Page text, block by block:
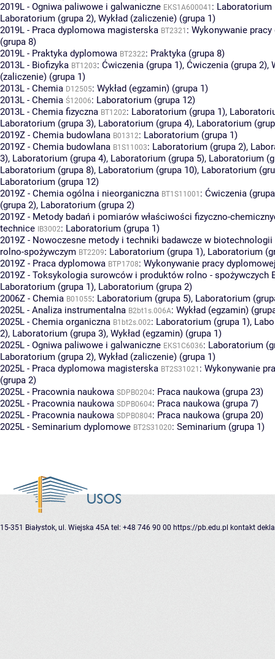
2019L - Ogniwa paliwowe i galwaniczne EKS1A600041 : Laboratorium
Laboratorium (grupa 2), Wykład (zaliczenie) (grupa 1)
2019L - Praca dyplomowa magisterska BT2321 : Wykonywanie
(grupa 8)
2019L - Praktyka dyplomowa BT2322: Praktyka (grupa 8)
2013L - Biofizyka BT1203: Ćwiczenia (grupa 1), Ćwiczenia (grupa 2),
(zaliczenie) (grupa 1)
2013L - Chemia D12505: Wykład (egzamin) (grupa 1)
2013L - Chemia Ś12006: Laboratorium (grupa 12)
2013L - Chemia fizyczna BT1202: Laboratorium (grupa 1),
Laboratorium (grupa 3), Laboratorium (grupa 4), Laboratorium
2019Z - Chemia budowlana B01312: Laboratorium (grupa 1)
2019Z - Chemia budowlana B1S11003: Laboratorium (grupa 2),
3), Laboratorium (grupa 4), Laboratorium (grupa 5), Laboratorium
Laboratorium (grupa 8), Laboratorium (grupa 10), Laboratorium
Laboratorium (grupa 12)
2019Z - Chemia ogólna i nieorganiczna BT1S11001 : Ćwiczenia
(grupa 2), Laboratorium (grupa 2)
2019Z - Metody badań i pomiarów właściwości fizyczno-
technice IB3002: Laboratorium (grupa 1)
2019Z - Nowoczesne metody i techniki badawcze w
rolno-spożywczym BT2209: Laboratorium (grupa 1), Laboratorium
2019Z - Praca dyplomowa BTP1708: Wykonywanie pracy
2019Z - Toksykologia surowców i produktów rolno - spożywczych
Laboratorium (grupa 1), Laboratorium (grupa 2)
2006Z - Chemia B01055: Laboratorium (grupa 5), Laboratorium
2025L - Analiza instrumentalna B2bt1s.006A: Wykład (egzamin)
2025L - Chemia organiczna B1bt2s.002: Laboratorium (grupa 1),
2), Laboratorium (grupa 3), Wykład (egzamin) (grupa 1)
2025L - Ogniwa paliwowe i galwaniczne EKS1C6036: Laboratorium
Laboratorium (grupa 2), Wykład (zaliczenie) (grupa 1)
2025L - Praca dyplomowa magisterska BT2S31021 : Wykonywanie
(grupa 2)
2025L - Pracownia naukowa SDPB0204: Praca naukowa (grupa 23)
2025L - Pracownia naukowa SDPB0604: Praca naukowa (grupa 7)
2025L - Pracownia naukowa SDPB0804: Praca naukowa (grupa 20)
2025L - Seminarium dyplomowe BT2S31020: Seminarium (grupa 1)
15-351 Białystok, ul. Wiejska 45A tel: +48 746 90 00 https://pb.edu.pl kontakt